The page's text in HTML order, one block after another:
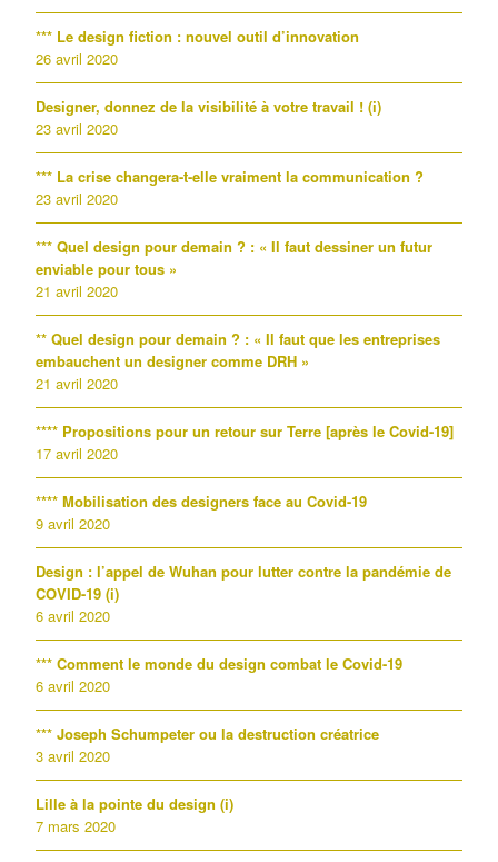
*** Le design fiction : nouvel outil d’innovation
26 avril 2020
Designer, donnez de la visibilité à votre travail ! (i)
23 avril 2020
*** La crise changera-t-elle vraiment la communication ?
23 avril 2020
*** Quel design pour demain ? : « Il faut dessiner un futur
enviable pour tous »
21 avril 2020
** Quel design pour demain ? : « Il faut que les entreprises
embauchent un designer comme DRH »
21 avril 2020
**** Propositions pour un retour sur Terre [après le Covid-19]
17 avril 2020
**** Mobilisation des designers face au Covid-19
9 avril 2020
Design : l’appel de Wuhan pour lutter contre la pandémie de
COVID-19 (i)
6 avril 2020
*** Comment le monde du design combat le Covid-19
6 avril 2020
*** Joseph Schumpeter ou la destruction créatrice
3 avril 2020
Lille à la pointe du design (i)
7 mars 2020